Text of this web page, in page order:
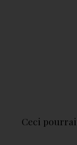
Ceci